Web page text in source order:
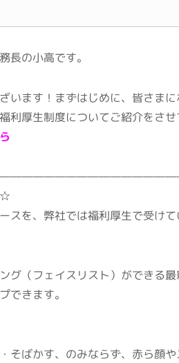
長の小高です。
います！まずはじめに、皆さま
利厚生制度についてご紹介をさ
☆
を、弊社では福利厚生で受けて
（フェイスリスト）ができる最
できます。
そばかす、のみならず、赤ら顔